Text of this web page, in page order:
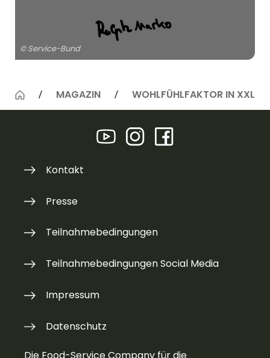
© Service-Bund
MAGAZIN WOHLFÜHLFAKTOR IN XXL
Die Food-Service Company für die
Kontakt
Presse
Teilnahmebedingungen
Teilnahmebedingungen Social Media
Impressum
Datenschutz